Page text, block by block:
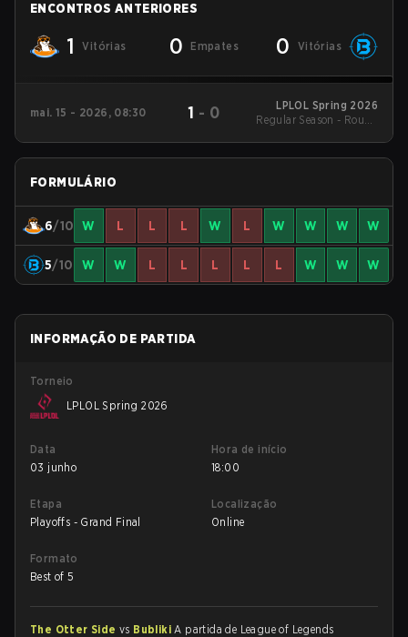
ENCONTROS ANTERIORES
1 Vitórias 0 Empates 0 Vitórias
mai. 15 - 2026, 08:30 1 - 0
LPLOL Spring 2026
Regular Season - Round
FORMULÁRIO
6/10 W L L L W L W W W W
5/10 W W L L L L L W W W
INFORMAÇÃO DE PARTIDA
Torneio
LPLOL Spring 2026
Data
03 junho
Hora de início
18:00
Etapa
Playoffs - Grand Final
Localização
Online
Formato
Best of 5
The Otter Side vs BublikiA partida de League of Legends